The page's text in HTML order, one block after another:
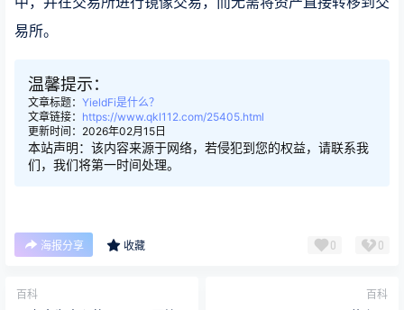
易所。
温馨提示：
文章标题： YieldFi是什么？
文章链接： https://www.qkl112.com/25405.html
更新时间：2026年02月15日
本站声明：该内容来源于网络，若侵犯到您的权益，请联系我
们，我们将第一时间处理。
海报分享 收藏 0 0
百科 百科